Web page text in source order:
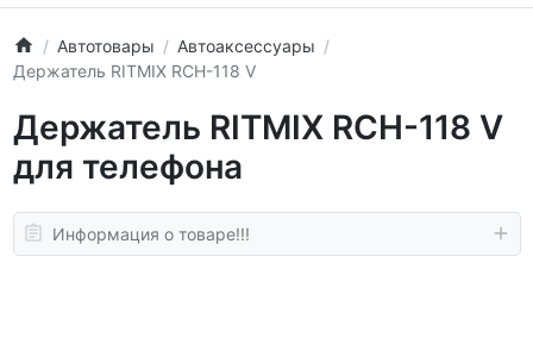
Автотовары
Автоаксессуары
Держатель RITMIX RCH-118 V
Держатель RITMIX RCH-118 V
для телефона
Информация о товаре!!!